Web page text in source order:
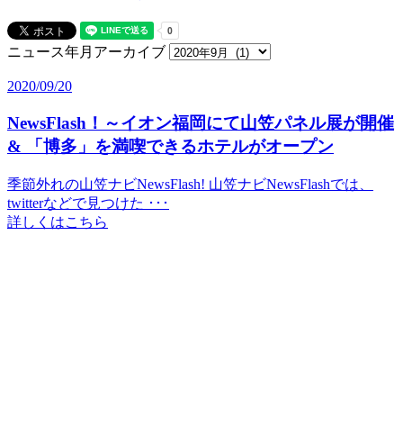
ニュース年月アーカイブ
2020/09/20
NewsFlash！～イオン福岡にて山笠パネル展が開催
& 「博多」を満喫できるホテルがオープン
季節外れの山笠ナビNewsFlash! 山笠ナビNewsFlashでは、
twitterなどで見つけた ･･･
詳しくはこちら